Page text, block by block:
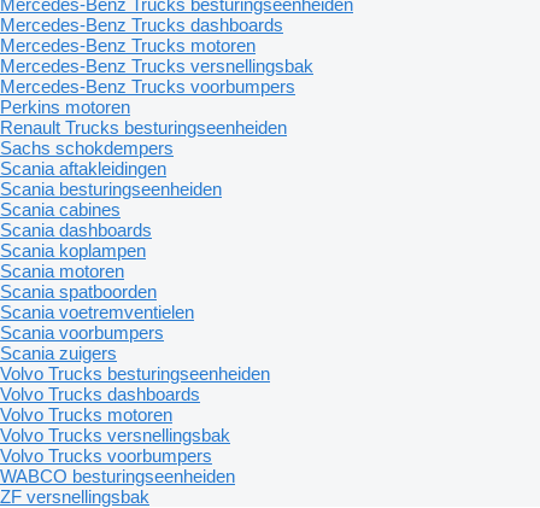
Mercedes-Benz Trucks dashboards
Mercedes-Benz Trucks motoren
Mercedes-Benz Trucks versnellingsbak
Mercedes-Benz Trucks voorbumpers
Perkins motoren
Renault Trucks besturingseenheiden
Sachs schokdempers
Scania aftakleidingen
Scania besturingseenheiden
Scania cabines
Scania dashboards
Scania koplampen
Scania motoren
Scania spatboorden
Scania voetremventielen
Scania voorbumpers
Scania zuigers
Volvo Trucks besturingseenheiden
Volvo Trucks dashboards
Volvo Trucks motoren
Volvo Trucks versnellingsbak
Volvo Trucks voorbumpers
WABCO besturingseenheiden
ZF versnellingsbak